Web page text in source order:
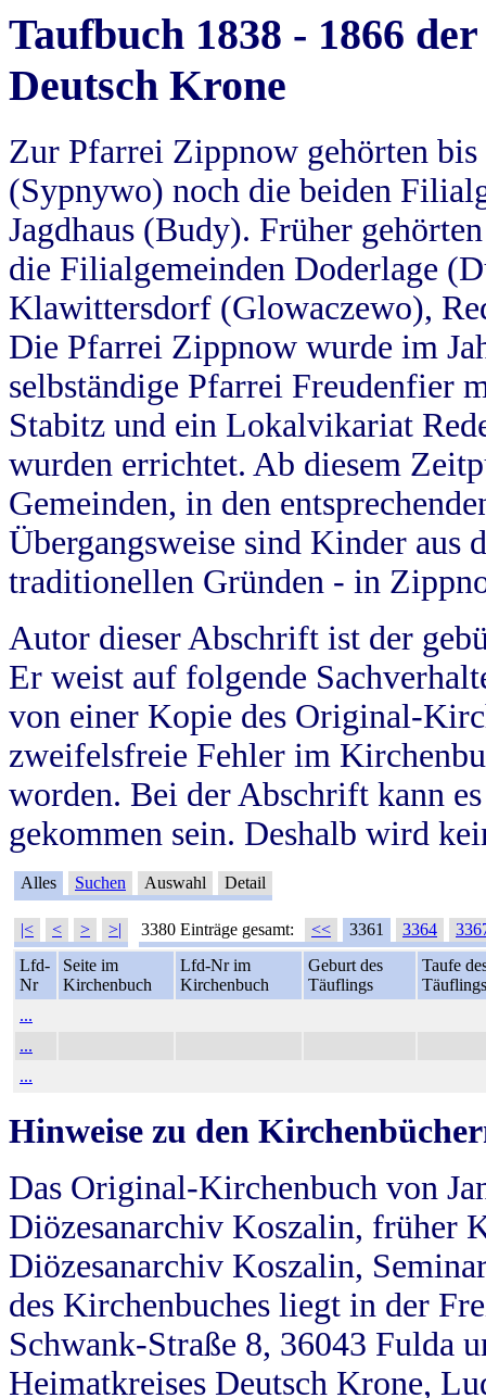
Taufbuch 1838 - 1866
Deutsch Krone
Zur Pfarrei Zippnow gehörten
(Sypnywo) noch die beiden
Jagdhaus (Budy). Früher
die Filialgemeinden Doderlage
Klawittersdorf (Glowaczewo),
Die Pfarrei Zippnow wurde im
selbständige Pfarrei Freudenfier
Stabitz und ein Lokalvikariat
wurden errichtet. Ab diesem
Gemeinden, in den
Übergangsweise sind Kinder aus
traditionellen Gründen - in
Autor dieser Abschrift ist der
Er weist auf folgende
von einer Kopie des Original-
zweifelsfreie Fehler im
worden. Bei der Abschrift kann
gekommen sein. Deshalb wird
Alles Suchen Auswahl Detail
|< < > >| 3380 Einträge gesamt: << 3361 3364
Lfd-
Nr
Seite im
Kirchenbuch
Lfd-Nr im
Kirchenbuch
Geburt des
Täuflings
Taufe
Täuflings
...
...
...
Hinweise zu den
Das Original-Kirchenbuch von
Diözesanarchiv Koszalin, früher
Diözesanarchiv Koszalin,
des Kirchenbuches liegt in der
Schwank-Straße 8, 36043 Fulda
Heimatkreises Deutsch Krone,